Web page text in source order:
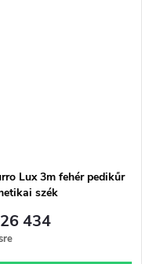
Lux 3m fehér pedikűr
szék
434